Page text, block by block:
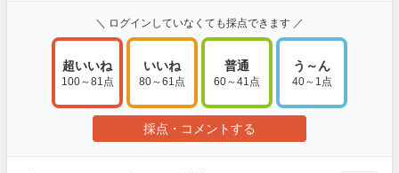
＼ ログインしていなくても採点できます ／
超いいね
100～81点
いいね
80～61点
普通
60～41点
う～ん
40～1点
採点・コメントする